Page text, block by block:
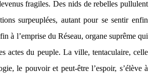
fragiles. Des nids de rebelles pullulent
surpeuplées, autant pour se sentir enfin
à l’emprise du Réseau, organe suprême qui
actes du peuple. La ville, tentaculaire, celle
le pouvoir et peut-être l’espoir, s’élève à